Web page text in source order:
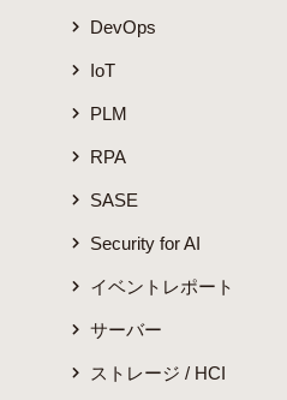
DevOps
IoT
PLM
RPA
SASE
Security for AI
イベントレポート
サーバー
ストレージ / HCI